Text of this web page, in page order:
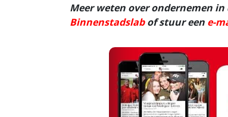
Meer weten over ondernemen
Binnenstadslabof stuur een e-